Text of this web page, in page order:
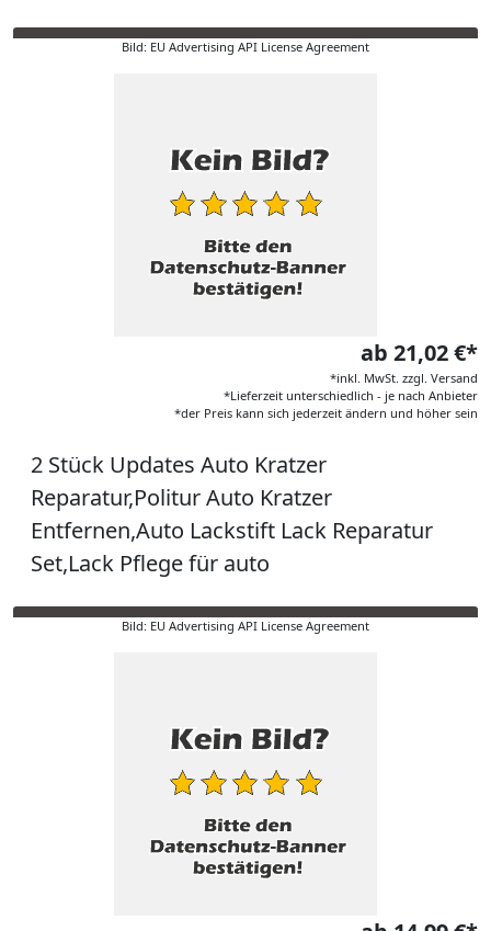
Bild: EU Advertising API License Agreement
ab 21,02 €*
*inkl. MwSt. zzgl. Versand
*Lieferzeit unterschiedlich - je nach Anbieter
*der Preis kann sich jederzeit ändern und höher sein
2 Stück Updates Auto Kratzer
Reparatur,Politur Auto Kratzer
Entfernen,Auto Lackstift Lack Reparatur
Set,Lack Pflege für auto
Bild: EU Advertising API License Agreement